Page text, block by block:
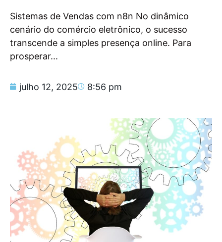
Sistemas de Vendas com n8n No dinâmico
cenário do comércio eletrônico, o sucesso
transcende a simples presença online. Para
prosperar...
julho 12, 2025 8:56 pm